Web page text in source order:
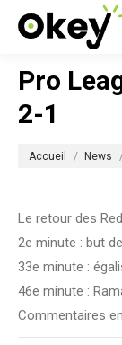
Pro
2-1
Accueil News
Le retour des
2e minute : but
33e minute :
46e minute :
Commentaires en